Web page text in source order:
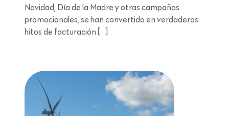
Navidad, Día de la Madre y otras campañas
promocionales, se han convertido en verdaderos
hitos de facturación […]